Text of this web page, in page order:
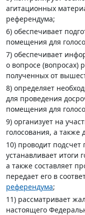
агитационных
референдума;
6) обеспечивает
помещения для
7) обеспечивает
о вопросе (вопросах)
полученных от
8) определяет
для проведения
помещения для
9) организует на
голосования, а также
10) проводит подсчет
устанавливает итоги
а также составляет
передает его в
референдума;
11) рассматривает
настоящего